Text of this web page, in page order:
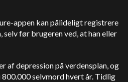
appen kan pålideligt registrere
selv før brugeren ved, at han eller
af depression på verdensplan, og
selvmord hvert år. Tidlig